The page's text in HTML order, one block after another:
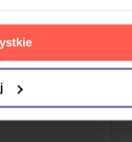
118,40 zł
The Best Of